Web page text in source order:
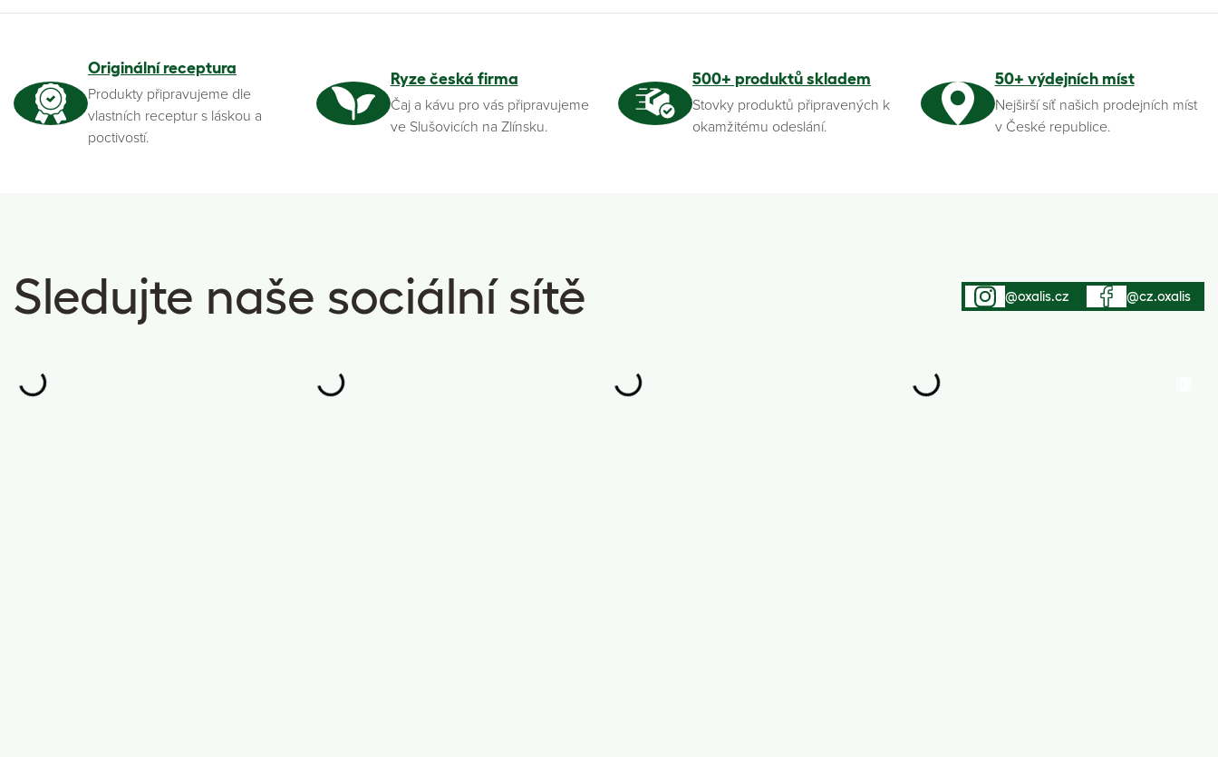
Originální receptura
Produkty připravujeme dle
vlastních receptur s láskou a
poctivostí.
Ryze česká firma
Čaj a kávu pro vás připravujeme
ve Slušovicích na Zlínsku.
500+ produktů skladem
Stovky produktů připravených k
okamžitému odeslání.
50+ výdejních míst
Nejširší síť našich prodejních míst
v České republice.
Sledujte naše sociální sítě @oxalis.cz @cz.oxalis